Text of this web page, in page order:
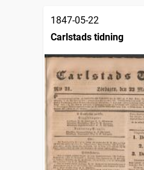
1847-05-22
Carlstads tidning